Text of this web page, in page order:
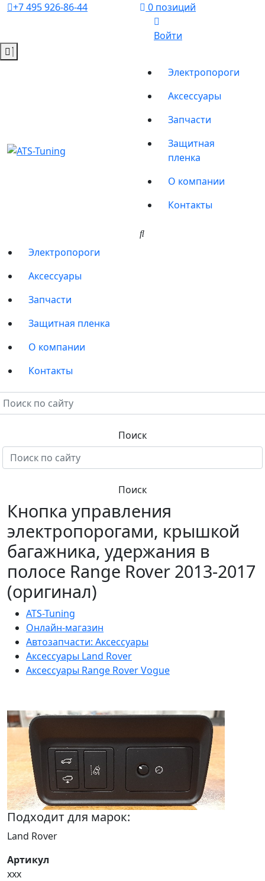
+7 495 926-86-44 0 позиций
Войти
Электропороги
Аксессуары
Запчасти
Защитная
пленка
О компании
Контакты
Электропороги
Аксессуары
Запчасти
Защитная пленка
О компании
Контакты
Кнопка управления
электропорогами, крышкой
багажника, удержания в
полосе Range Rover 2013-2017
(оригинал)
ATS-Tuning
Онлайн-магазин
Автозапчасти: Аксессуары
Аксессуары Land Rover
Аксессуары Range Rover Vogue
Подходит для марок:
Land Rover
Артикул
xxx